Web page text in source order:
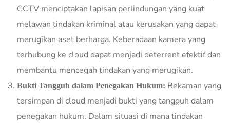
CCTV menciptakan lapisan perlindungan yang kuat
melawan tindakan kriminal atau kerusakan yang dapat
merugikan aset berharga. Keberadaan kamera yang
terhubung ke cloud dapat menjadi deterrent efektif dan
membantu mencegah tindakan yang merugikan.
Bukti Tangguh dalam Penegakan Hukum: Rekaman yang
tersimpan di cloud menjadi bukti yang tangguh dalam
penegakan hukum. Dalam situasi di mana tindakan